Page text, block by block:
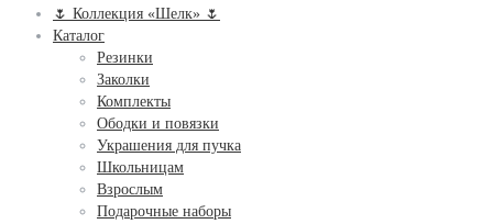
🌷 Коллекция «Шелк» 🌷
Каталог
Резинки
Заколки
Комплекты
Ободки и повязки
Украшения для пучка
Школьницам
Взрослым
Подарочные наборы